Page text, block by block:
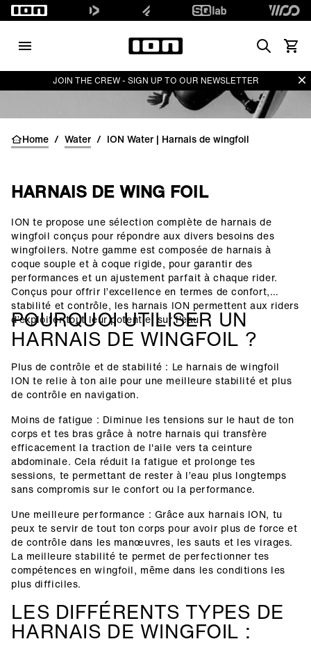
Search
Voir
JOIN THE CREW - SIGN UP TO OUR NEWSLETTER
Home / Water / ION Water | Harnais de wingfoil
HARNAIS DE WING FOIL
()=>i(r.text)
ION te propose une sélection complète de harnais de
wingfoil conçus pour répondre aux divers besoins des
wingfoilers. Notre gamme est composée de harnais à
coque souple et à coque rigide, pour garantir des
performances et un ajustement parfait à chaque rider.
Conçus pour offrir l’excellence en termes de confort,
stabilité et contrôle, les harnais ION permettent aux riders
d’exploiter tout leur potentiel sur l'eau.
POURQUOI UTILISER UN
HARNAIS DE WINGFOIL ?
Plus de contrôle et de stabilité : Le harnais de wingfoil
ION te relie à ton aile pour une meilleure stabilité et plus
de contrôle en navigation.
Moins de fatigue : Diminue les tensions sur le haut de ton
corps et tes bras grâce à notre harnais qui transfère
efficacement la traction de l'aile vers ta ceinture
abdominale. Cela réduit la fatigue et prolonge tes
sessions, te permettant de rester à l’eau plus longtemps
sans compromis sur le confort ou la performance.
Une meilleure performance : Grâce aux harnais ION, tu
peux te servir de tout ton corps pour avoir plus de force et
de contrôle dans les manœuvres, les sauts et les virages.
La meilleure stabilité te permet de perfectionner tes
compétences en wingfoil, même dans les conditions les
plus difficiles.
LES DIFFÉRENTS TYPES DE
HARNAIS DE WINGFOIL :